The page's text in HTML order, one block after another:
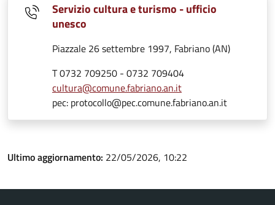
Servizio cultura e turismo - ufficio
unesco
Piazzale 26 settembre 1997, Fabriano (AN)
T 0732 709250 - 0732 709404
cultura@comune.fabriano.an.it
pec: protocollo@pec.comune.fabriano.an.it
Ultimo aggiornamento: 22/05/2026, 10:22